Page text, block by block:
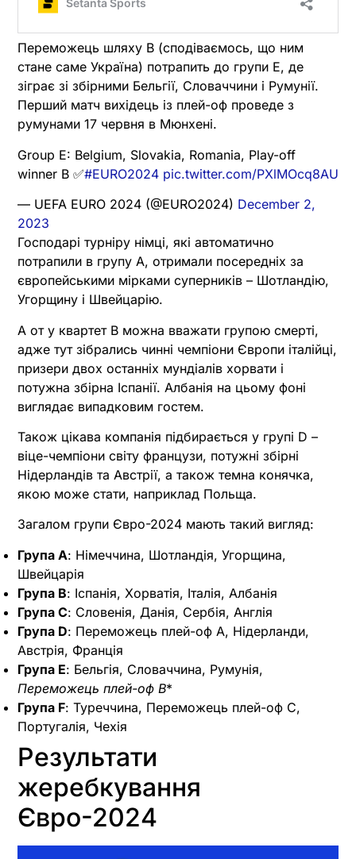
Переможець шляху В (сподіваємось, що ним
стане саме Україна) потрапить до групи Е, де
зіграє зі збірними Бельгії, Словаччини і Румунії.
Перший матч вихідець із плей-оф проведе з
румунами 17 червня в Мюнхені.
Group E: Belgium, Slovakia, Romania, Play-off
winner B ✅#EURO2024 pic.twitter.com/PXlMOcq8AU
— UEFA EURO 2024 (@EURO2024) December 2,
2023
Господарі турніру німці, які автоматично
потрапили в групу А, отримали посередніх за
європейськими мірками суперників – Шотландію,
Угорщину і Швейцарію.
А от у квартет В можна вважати групою смерті,
адже тут зібрались чинні чемпіони Європи італійці,
призери двох останніх мундіалів хорвати і
потужна збірна Іспанії. Албанія на цьому фоні
виглядає випадковим гостем.
Також цікава компанія підбирається у групі D –
віце-чемпіони світу французи, потужні збірні
Нідерландів та Австрії, а також темна конячка,
якою може стати, наприклад Польща.
Загалом групи Євро-2024 мають такий вигляд:
Група А: Німеччина, Шотландія, Угорщина,
Швейцарія
Група B: Іспанія, Хорватія, Італія, Албанія
Група C: Словенія, Данія, Сербія, Англія
Група D: Переможець плей-оф А, Нідерланди,
Австрія, Франція
Група E: Бельгія, Словаччина, Румунія,
Переможець плей-оф B*
Група F: Туреччина, Переможець плей-оф C,
Португалія, Чехія
Результати
жеребкування
Євро-2024